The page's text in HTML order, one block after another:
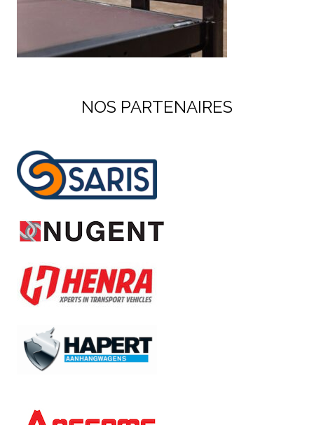
NOS PARTENAIRES